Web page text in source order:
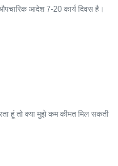
आदेश 7-20 कार्य दिवस है।
हूं तो क्या मुझे कम कीमत मिल सकती